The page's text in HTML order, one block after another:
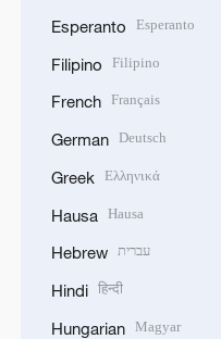
Esperanto Esperanto
Filipino Filipino
French Français
German Deutsch
Greek Ελληνικά
Hausa Hausa
Hebrew עברית
Hindi हिन्दी
Hungarian Magyar